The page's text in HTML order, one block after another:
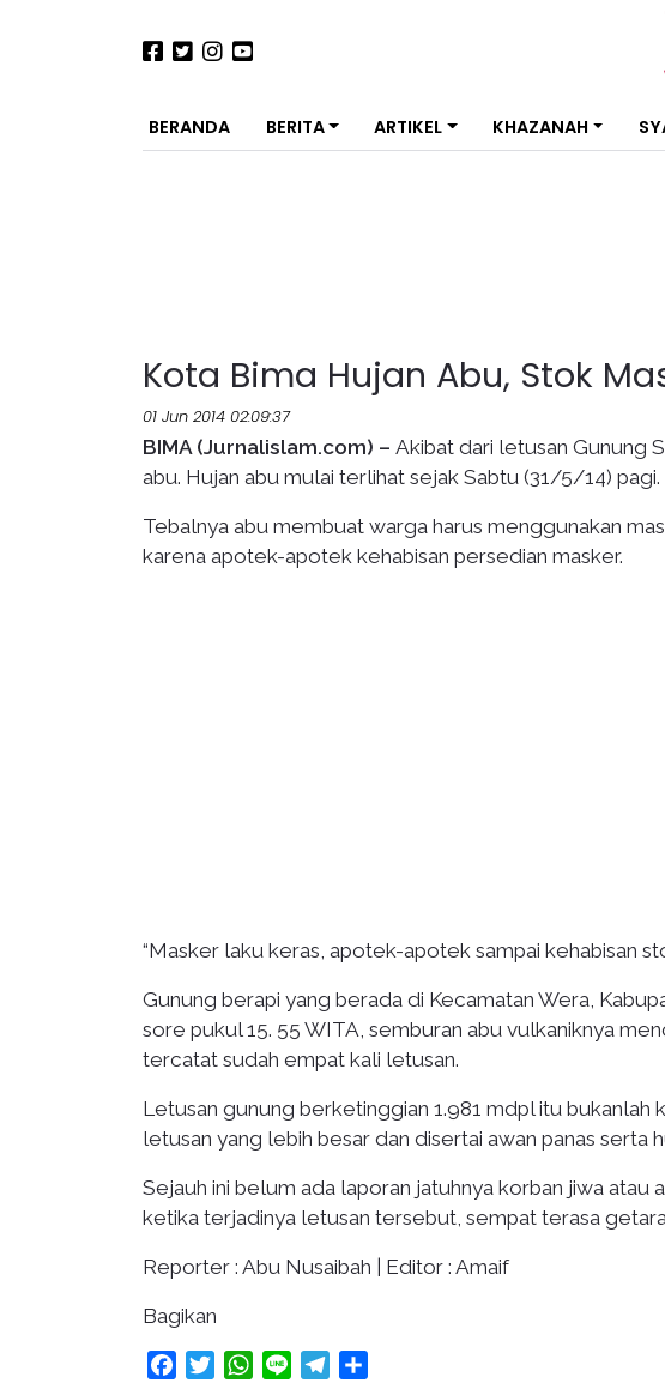
BERANDA BERITA ARTIKEL KHAZANAH
Kota Bima Hujan Abu, Stok
01 Jun 2014 02:09:37
BIMA (Jurnalislam.com) – Akibat dari letusan Gunung
abu. Hujan abu mulai terlihat sejak Sabtu (31/5/14) pagi.
Tebalnya abu membuat warga harus menggunakan
karena apotek-apotek kehabisan persedian masker.
“Masker laku keras, apotek-apotek sampai kehabisan
Gunung berapi yang berada di Kecamatan Wera,
sore pukul 15. 55 WITA, semburan abu vulkaniknya
tercatat sudah empat kali letusan.
Letusan gunung berketinggian 1.981 mdpl itu
letusan yang lebih besar dan disertai awan panas serta
Sejauh ini belum ada laporan jatuhnya korban jiwa atau
ketika terjadinya letusan tersebut, sempat terasa
Reporter : Abu Nusaibah | Editor : Amaif
Bagikan
FacebookTwitterWhatsApp
Line Telegram